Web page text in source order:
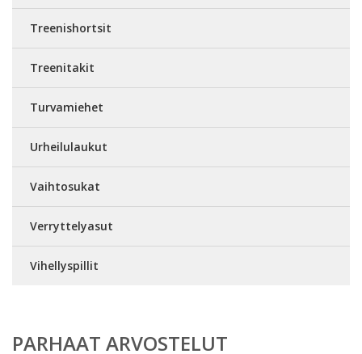
Treenishortsit
Treenitakit
Turvamiehet
Urheilulaukut
Vaihtosukat
Verryttelyasut
Vihellyspillit
PARHAAT ARVOSTELUT